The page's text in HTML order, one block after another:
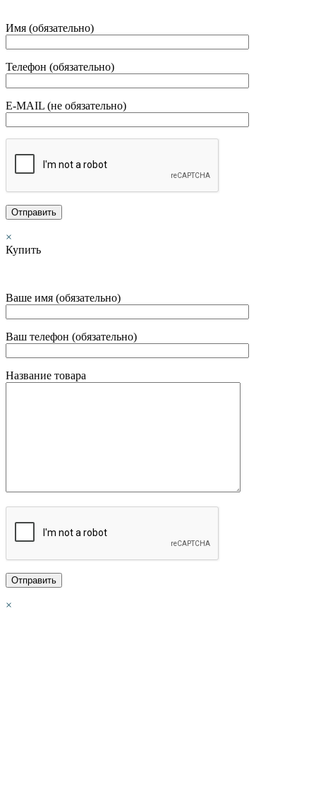
Имя (обязательно)
Телефон (обязательно)
E-MAIL (не обязательно)
×
Купить
Ваше имя (обязательно)
Ваш телефон (обязательно)
Название товара
×